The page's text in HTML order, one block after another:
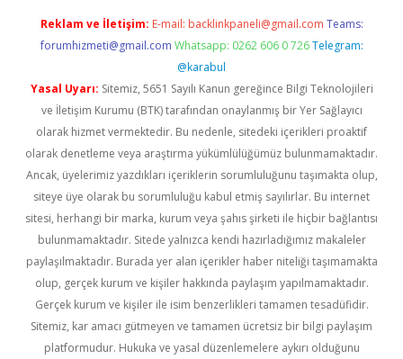
Reklam ve İletişim: E-mail: backlinkpaneli@gmail.com Teams:
forumhizmeti@gmail.com Whatsapp: 0262 606 0 726 Telegram:
@karabul
Yasal Uyarı: Sitemiz, 5651 Sayılı Kanun gereğince Bilgi Teknolojileri
ve İletişim Kurumu (BTK) tarafından onaylanmış bir Yer Sağlayıcı
olarak hizmet vermektedir. Bu nedenle, sitedeki içerikleri proaktif
olarak denetleme veya araştırma yükümlülüğümüz bulunmamaktadır.
Ancak, üyelerimiz yazdıkları içeriklerin sorumluluğunu taşımakta olup,
siteye üye olarak bu sorumluluğu kabul etmiş sayılırlar. Bu internet
sitesi, herhangi bir marka, kurum veya şahıs şirketi ile hiçbir bağlantısı
bulunmamaktadır. Sitede yalnızca kendi hazırladığımız makaleler
paylaşılmaktadır. Burada yer alan içerikler haber niteliği taşımamakta
olup, gerçek kurum ve kişiler hakkında paylaşım yapılmamaktadır.
Gerçek kurum ve kişiler ile isim benzerlikleri tamamen tesadüfidir.
Sitemiz, kar amacı gütmeyen ve tamamen ücretsiz bir bilgi paylaşım
platformudur. Hukuka ve yasal düzenlemelere aykırı olduğunu